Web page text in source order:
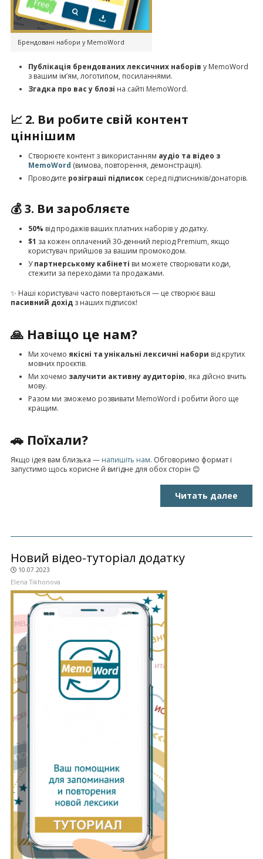
Брендовані набори у MemoWord
Публікація брендованих лексичних наборів у MemoWord
з вашим ім’ям, логотипом, посиланнями.
Згадка про вас у блозі на сайті MemoWord.
📈 2. Ви робите свій контент
ціннішим
Створюєте контент з використанням аудіо та відео з
MemoWord (вимова, повторення, демонстрація).
Проводите розіграші підписок серед підписників/донаторів.
💰 3. Ви заробляєте
50% від продажів ваших платних наборів у додатку.
$1 за кожен оплачений 30-денний період Premium, якщо
користувач прийшов за вашим промокодом.
Упартнерському кабінеті ви можете створювати коди,
стежити за переходами та продажами.
✨ Наші користувачі часто повертаються — це створює ваш
пасивний дохід з наших підписок!
🙏 Навіщо це нам?
Ми хочемо якісні та унікальні лексичні набори від крутих
мовних проєктів.
Ми хочемо залучити активну аудиторію, яка дійсно вчить
мову.
Разом ми зможемо розвивати MemoWord і робити його ще
кращим.
🚗 Поїхали?
Якщо ідея вам близька — напишіть нам. Обговоримо формат і
запустимо щось корисне й вигідне для обох сторін 😊
Читать далее
Новий відео-туторіал додатку
10.07.2023
Elena Tikhonova